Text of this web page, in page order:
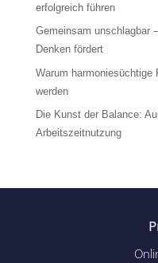
erfolgreich führen
Gemeinsam unschlagbar
Denken fördert
Warum harmoniesüchtige
werden
Die Kunst der Balance:
Arbeitszeitnutzung